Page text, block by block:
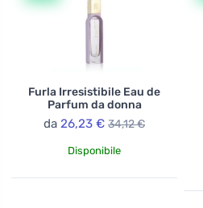
Furla Irresistibile Eau de
Parfum da donna
da 26,23 € 34,12 €
Disponibile